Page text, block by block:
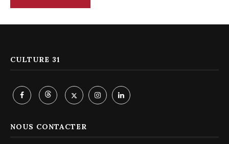
CULTURE 31
NOUS CONTACTER